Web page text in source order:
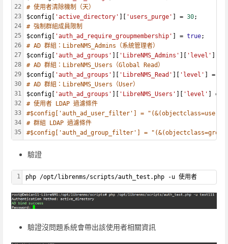
22
23
24
25
26
27
28
29
30
31
32
33
34
35
# 使用者清除機制（天）
$config[
'active_directory' 'users_purge' ] = 30;
# 強制群組成員限制
$config[
'auth_ad_require_groupmembership' ] = true;
# AD 群組：LibreNMS_Admins（系統管理者）
$config[
'auth_ad_groups' 'LibreNMS_Admins' 'level'
# AD 群組：LibreNMS_Users（Global Read）
$config[
'auth_ad_groups' 'LibreNMS_Read' 'level' ] =
# AD 群組：LibreNMS_Users（User）
$config[
'auth_ad_groups' 'LibreNMS_Users' 'level' ] =
# 使用者 LDAP 過濾條件
#$config['auth_ad_user_filter'] =
# 群組 LDAP 過濾條件
#$config['auth_ad_group_filter'] =
驗證
1 php /opt/librenms/scripts/auth_test.php -u 使用者
驗證沒問題系統會帶出該使用者相關資訊